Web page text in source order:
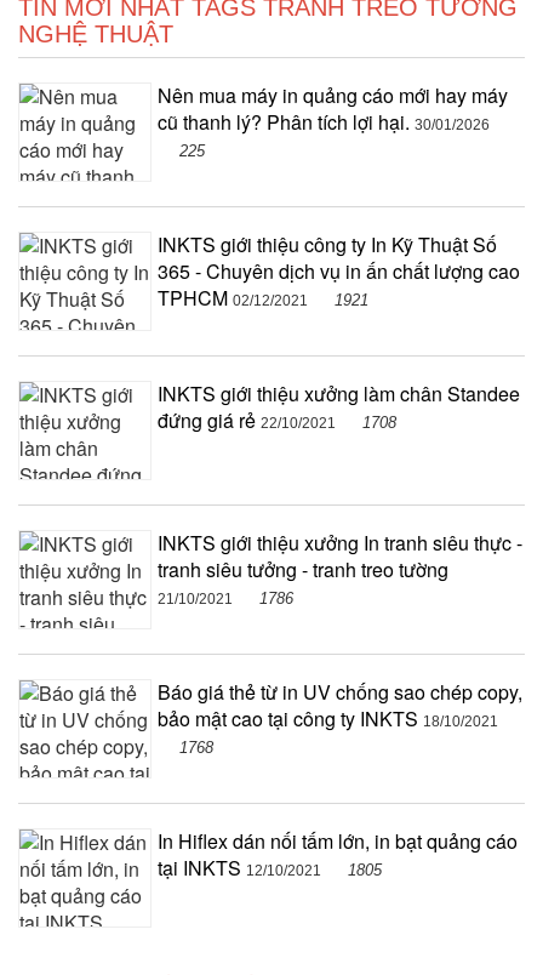
TIN MỚI NHẤT TAGS TRANH TREO TƯỜNG
NGHỆ THUẬT
Nên mua máy in quảng cáo mới hay máy
cũ thanh lý? Phân tích lợi hại. 30/01/2026
225
INKTS giới thiệu công ty In Kỹ Thuật Số
365 - Chuyên dịch vụ in ấn chất lượng cao
TPHCM 02/12/2021 1921
INKTS giới thiệu xưởng làm chân Standee
đứng giá rẻ 22/10/2021 1708
INKTS giới thiệu xưởng In tranh siêu thực -
tranh siêu tưởng - tranh treo tường
21/10/2021 1786
Báo giá thẻ từ in UV chống sao chép copy,
bảo mật cao tại công ty INKTS 18/10/2021
1768
In Hiflex dán nối tấm lớn, in bạt quảng cáo
tại INKTS 12/10/2021 1805